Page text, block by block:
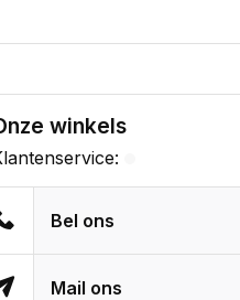
winkels
Bel ons
Mail ons